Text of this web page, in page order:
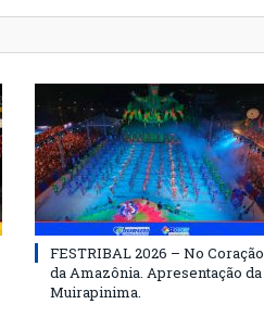
FESTRIBAL 2026 – No Coração
da Amazônia. Apresentação da
Muirapinima.